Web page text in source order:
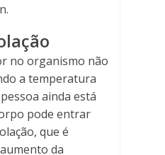
no organismo não
a temperatura
ainda está
pode entrar
que é
da